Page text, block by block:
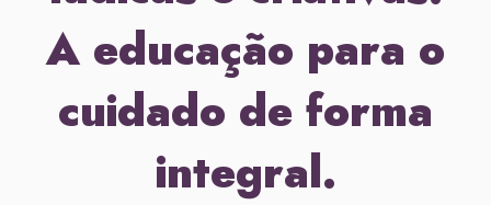
A educação para o
cuidado de forma
integral.